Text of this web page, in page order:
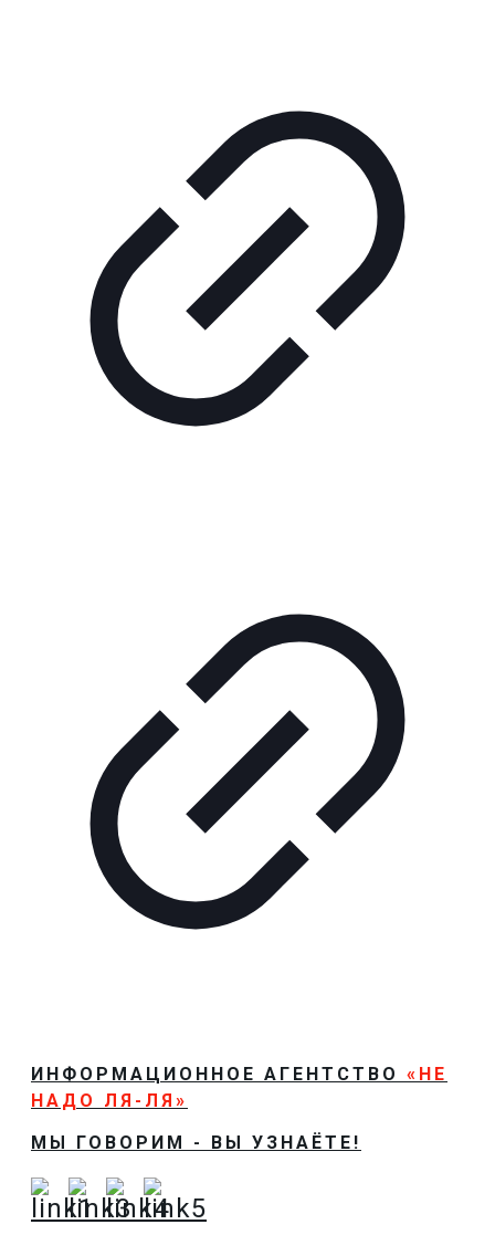
ИНФОРМАЦИОННОЕ АГЕНТСТВО «НЕ
НАДО ЛЯ-ЛЯ»
МЫ ГОВОРИМ - ВЫ УЗНАЁТЕ!